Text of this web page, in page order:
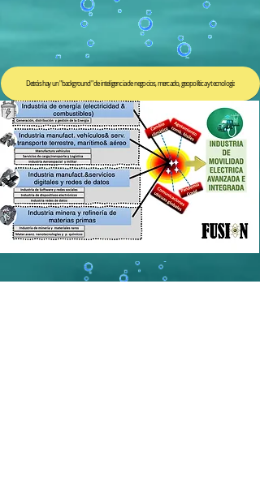
Detrás hay un "background" de inteligencia de negocios, mercado, geopolítica y tecnología